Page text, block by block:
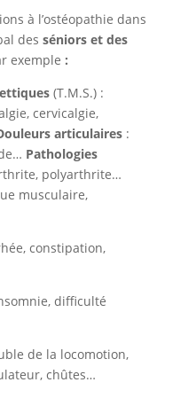
à l’ostéopathie dans
des séniors et des
exemple :
(T.M.S.) :
cervicalgie,
articulaires :
Pathologies
polyarthrite…
musculaire,
constipation,
difficulté
de la locomotion,
chûtes…